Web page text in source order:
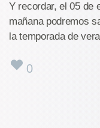
Y recordar, el 05 de
mañana podremos
la temporada de
0